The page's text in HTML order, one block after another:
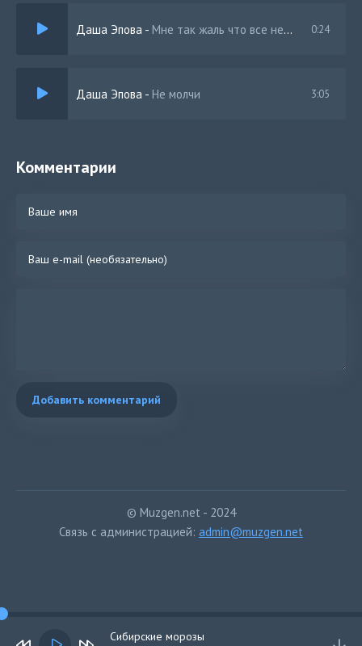
Даша Эпова - Мне так жаль что все не так 0:24
Даша Эпова - Не молчи 3:05
Комментарии
Добавить комментарий
© Muzgen.net - 2024
Связь с администрацией: admin@muzgen.net
Сибирские морозы